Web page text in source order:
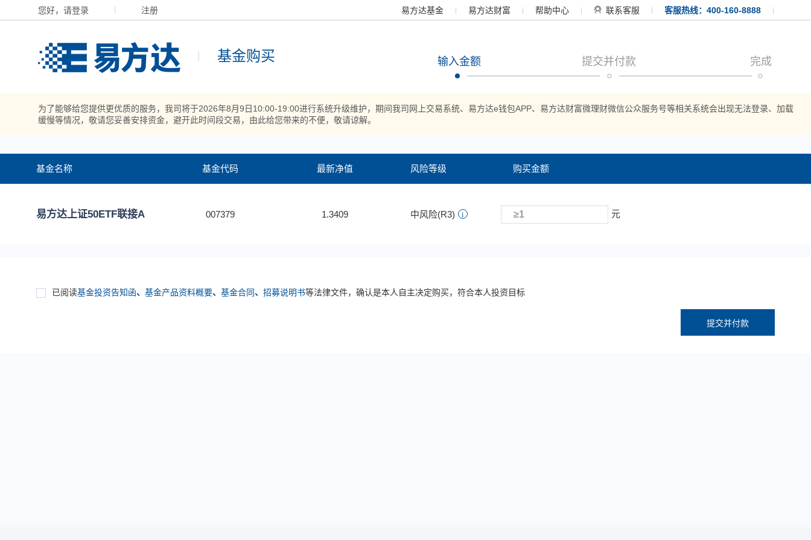
您好，请登录 注册 易方达基金 易方达财富 帮助中心 联系客服 客服热线：400-160-8888
基金购买 输入金额 提交并付款 完成
为了能够给您提供更优质的服务，我司将于2026年8月9日10:00-19:00进行系统升级维护，期间我司网上交易系统、易方达e钱包APP、易方达财富微理财微信公众服务号等相关系统会出现无法登录、加载
缓慢等情况，敬请您妥善安排资金，避开此时间段交易，由此给您带来的不便，敬请谅解。
基金名称 基金代码 最新净值 风险等级 购买金额
易方达上证50ETF联接A 007379 1.3409 中风险(R3) 元
已阅读基金投资告知函、 基金产品资料概要、 基金合同、 招募说明书等法律文件，确认是本人自主决定购买，符合本人投资目标